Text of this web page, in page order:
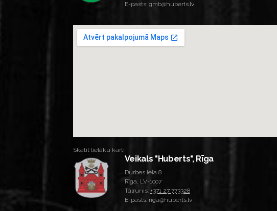
E-pasts: gmb@huberts.lv
Skatīt lielāku karti
Veikals "Huberts", Rīga
Durbes iela 8
Rīga, LV-1007
Tālrunis: +371 27 773328
E-pasts: riga@huberts.lv